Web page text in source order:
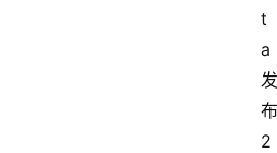
t
a
发
布
2